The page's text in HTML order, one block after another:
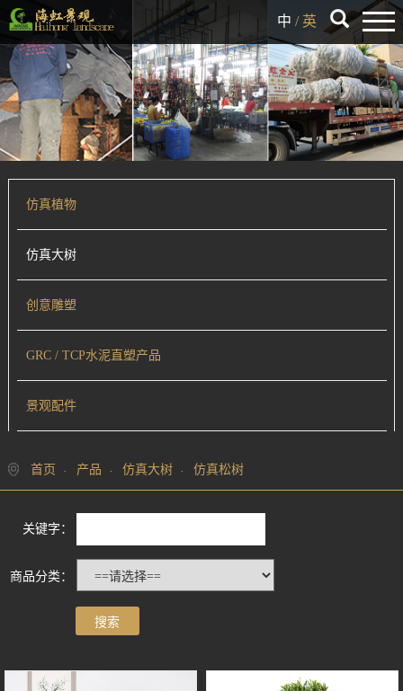
中 / 英
仿真植物
仿真大树
创意雕塑
GRC / TCP水泥直塑产品
景观配件
首页 产品 仿真大树 仿真松树
关键字：
商品分类：